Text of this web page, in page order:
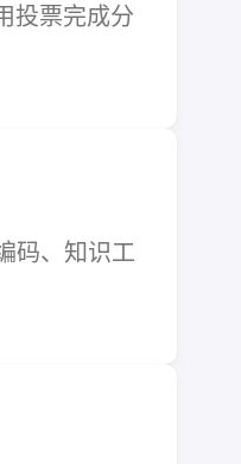
投票完成分
码、知识工